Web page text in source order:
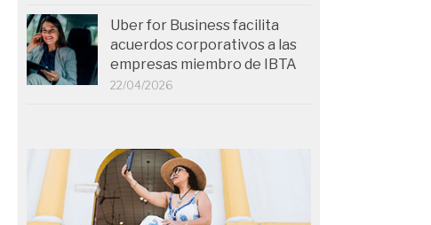
Uber for Business facilita
acuerdos corporativos a las
empresas miembro de IBTA
22/04/2026